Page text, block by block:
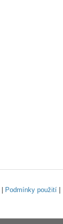
Podmínky použití